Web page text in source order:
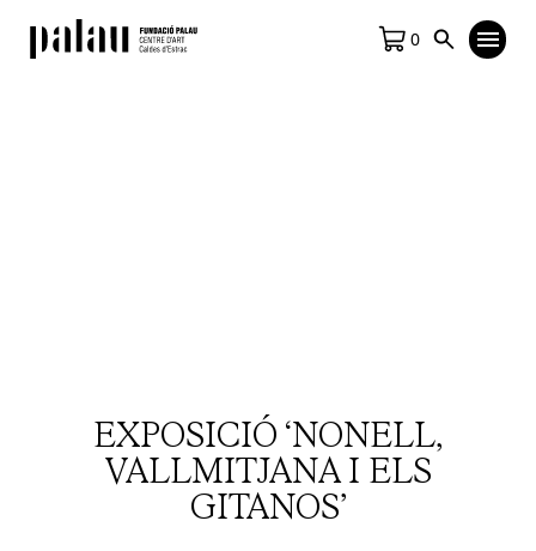
0
EXPOSICIÓ ‘NONELL,
VALLMITJANA I ELS
GITANOS’